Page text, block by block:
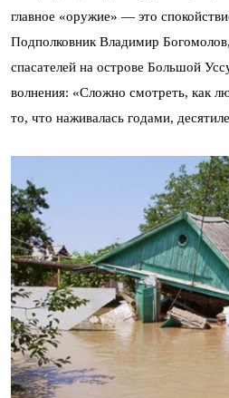
главное «оружие» — это
Подполковник Владимир
спасателей на острове Большой
волнения: «Сложно смотреть, как
то, что наживалась годами,